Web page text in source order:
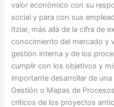
valor económico con su
social y para con sus
Itziar, más allá de la cifra de
conocimiento del mercado y
gestión interna y de los
cumplir con los objetivos y
importante desarrollar de
Gestión o Mapas de
críticos de los proyectos